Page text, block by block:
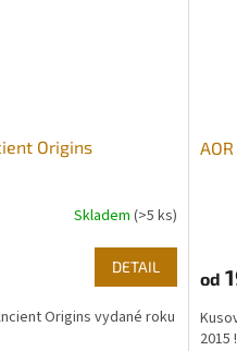
Origins
Skladem(>5 ks)
DETAIL
Origins vydané roku
od
2015 !